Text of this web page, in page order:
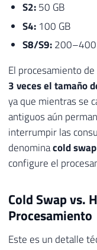
S2:50 GB
S4:100 GB
S8/S9:200–400
El procesamiento
3 veces el tamaño
ya que mientras se
antiguos aún
interrumpir las
denominacold swap
configure el
Cold Swap vs.
Procesamiento
Este es un detalle